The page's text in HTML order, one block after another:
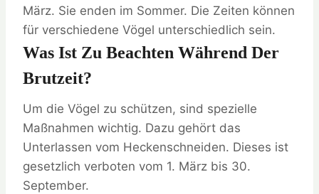
März. Sie enden im Sommer. Die Zeiten können
für verschiedene Vögel unterschiedlich sein.
Was Ist Zu Beachten Während Der
Brutzeit?
Um die Vögel zu schützen, sind spezielle
Maßnahmen wichtig. Dazu gehört das
Unterlassen vom Heckenschneiden. Dieses ist
gesetzlich verboten vom 1. März bis 30.
September.